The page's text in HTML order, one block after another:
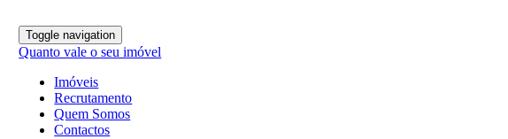
Toggle navigation
Quanto vale o seu imóvel
Imóveis
Recrutamento
Quem Somos
Contactos